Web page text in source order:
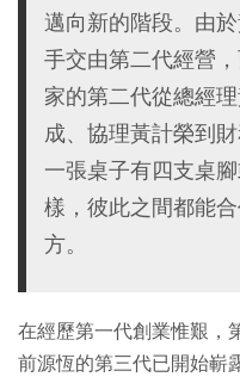
邁向新的階段。由
手交由第二代經營
家的第二代從總經
成、協理黃計榮到
一張桌子有四支桌
樣，彼此之間都能
方。
在經歷第一代創業惟艱，
前源恆的第三代已開始嶄